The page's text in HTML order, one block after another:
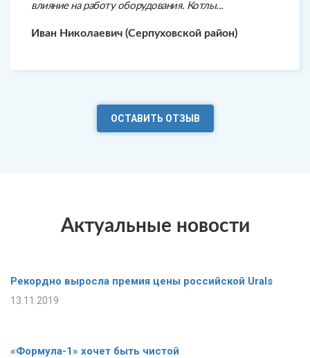
влияние на работу оборудования. Котлы...
Иван Николаевич (Серпуховской район)
ОСТАВИТЬ ОТЗЫВ
Актуальные новости
Рекордно выросла премия цены российской Urals
13.11.2019
«Формула-1» хочет быть чистой